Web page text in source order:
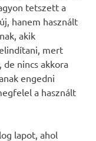
tetszett a
hanem használt
akik
mert
de nincs akkora
engedni
a használt
lapot, ahol